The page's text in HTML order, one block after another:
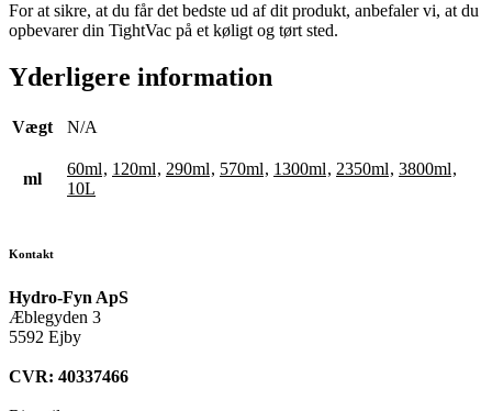
For at sikre, at du får det bedste ud af dit produkt, anbefaler vi, at du
opbevarer din TightVac på et køligt og tørt sted.
Yderligere information
Vægt N/A
ml
60ml, 120ml, 290ml, 570ml, 1300ml, 2350ml, 3800ml,
10L
Kontakt
Hydro-Fyn ApS
Æblegyden 3
5592 Ejby
CVR: 40337466